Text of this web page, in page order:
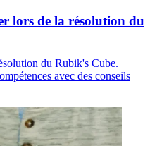
lors de la résolution du
du Rubik's Cube.
avec des conseils